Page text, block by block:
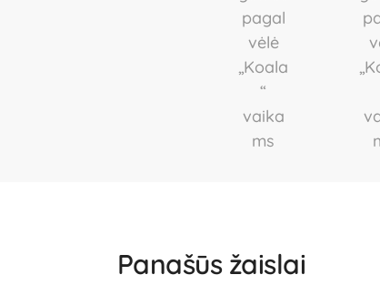
Panašūs žaislai